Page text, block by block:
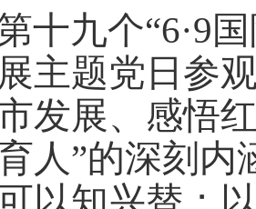
十九个“6·9
主题党日参
发展、感悟
人”的深刻内